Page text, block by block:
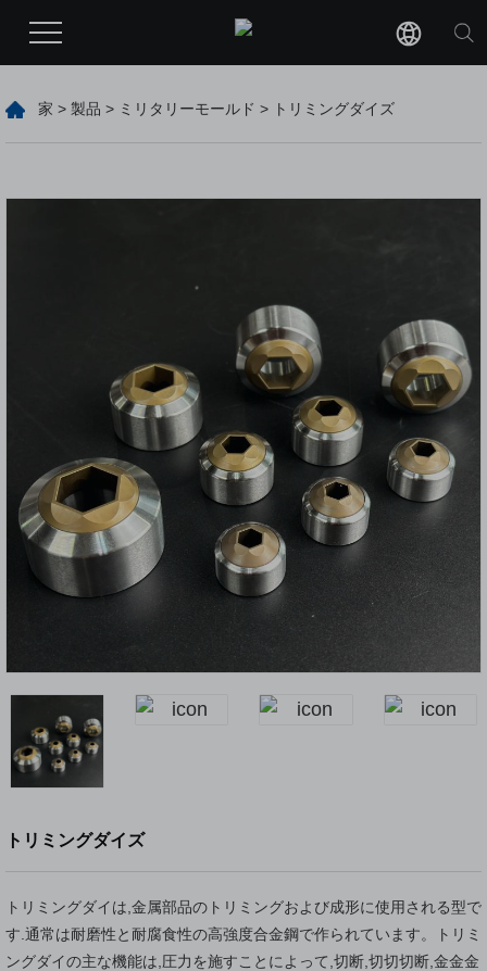
家 > 製品 > ミリタリーモールド > トリミングダイズ
トリミングダイズ
トリミングダイは,金属部品のトリミングおよび成形に使用される型で
す.通常は耐磨性と耐腐食性の高強度合金鋼で作られています。トリミ
ングダイの主な機能は,圧力を施すことによって,切断,切切切断,金金金